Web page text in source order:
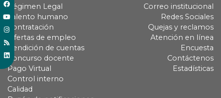
Régimen Legal
Talento humano
Contratación
Ofertas de empleo
Rendición de cuentas
Concurso docente
Pago Virtual
Control interno
Calidad
Correo institucional
Redes Sociales
Quejas y reclamos
Atención en línea
Encuesta
Contáctenos
Estadísticas